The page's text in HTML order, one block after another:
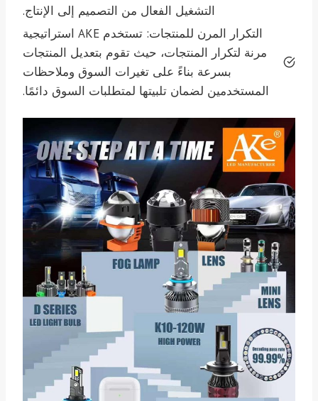
التشغيل الفعال من التصميم إلى الإنتاج.
التكرار المرن للمنتجات: تستخدم AKE استراتيجية
مرنة لتكرار المنتجات، حيث تقوم بتعديل المنتجات
بسرعة بناءً على تغيرات السوق وملاحظات
المستخدمين لضمان تلبيتها لمتطلبات السوق دائمًا.